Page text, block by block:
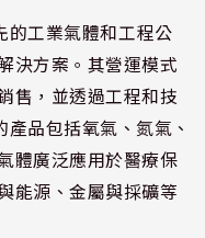
工業氣體和工程公
決方案。其營運模式
售，並透過工程和技
品包括氧氣、氮氣、
體廣泛應用於醫療保
能源、金屬與採礦等